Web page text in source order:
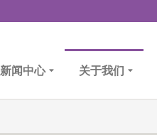
新闻中心 关于我们